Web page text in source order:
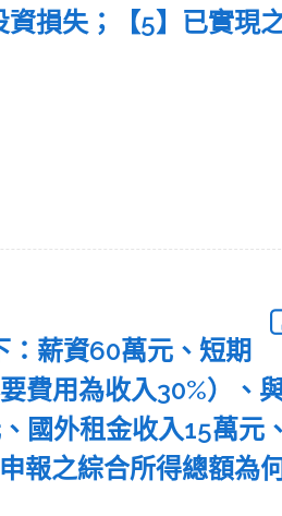
損失；【5】已實現
：薪資60萬元、短期
費用為收入30%）、
國外租金收入15萬元
報之綜合所得總額為